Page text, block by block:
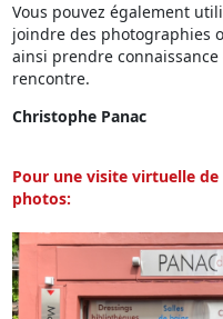
Vous pouvez également
joindre des photographies
ainsi prendre
rencontre.
Christophe Panac
Pour une visite virtuelle
photos: